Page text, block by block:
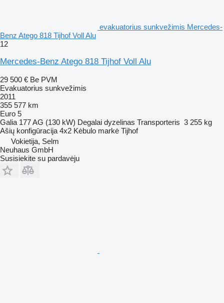
evakuatorius sunkvežimis Mercedes-
Benz Atego 818 Tijhof Voll Alu
12
Mercedes-Benz Atego 818 Tijhof Voll Alu
29 500 € Be PVM
Evakuatorius sunkvežimis
2011
355 577 km
Euro 5
Galia 177 AG (130 kW) Degalai dyzelinas Transporteris 3 255 kg
Ašių konfigūracija 4x2 Kėbulo markė Tijhof
Vokietija, Selm
Neuhaus GmbH
Susisiekite su pardavėju